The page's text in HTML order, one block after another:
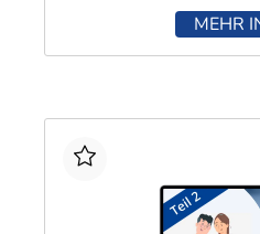
MEHR